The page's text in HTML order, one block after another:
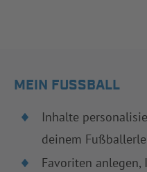
MEIN FUSSBALL
Inhalte
deinem
Favoriten